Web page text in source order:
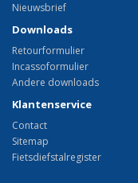
Nieuwsbrief
Downloads
Retourformulier
Incassoformulier
Andere downloads
Klantenservice
Contact
Sitemap
Fietsdiefstalregister